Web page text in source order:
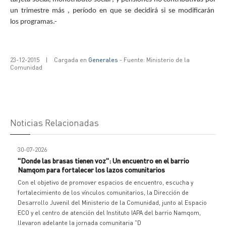
un trimestre más , período en que se decidirá si se modificarán
los programas.-
23-12-2015 | Cargada en Generales - Fuente: Ministerio de la
Comunidad
Noticias Relacionadas
30-07-2026
"Donde las brasas tienen voz": Un encuentro en el barrio
Namqom para fortalecer los lazos comunitarios
Con el objetivo de promover espacios de encuentro, escucha y
fortalecimiento de los vínculos comunitarios, la Dirección de
Desarrollo Juvenil del Ministerio de la Comunidad, junto al Espacio
ECO y el centro de atención del Instituto IAPA del barrio Namqom,
llevaron adelante la jornada comunitaria "D